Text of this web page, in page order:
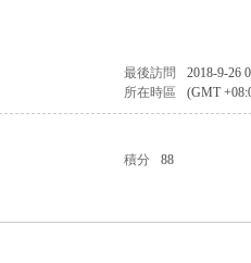
最後訪問
2018-9-26
所在時區 (GMT
積分
88